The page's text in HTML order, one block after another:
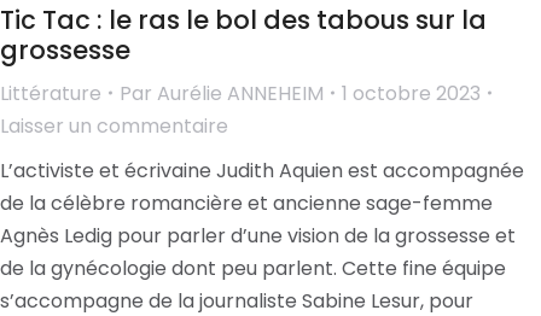
Tic Tac : le ras le bol des tabous sur la
grossesse
Littérature Par Aurélie ANNEHEIM
1 octobre 2023
Laisser un commentaire
L’activiste et écrivaine Judith Aquien est accompagnée
de la célèbre romancière et ancienne sage-femme
Agnès Ledig pour parler d’une vision de la grossesse et
de la gynécologie dont peu parlent. Cette fine équipe
s’accompagne de la journaliste Sabine Lesur, pour